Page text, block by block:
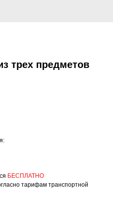
трех предметов
БЕСПЛАТНО
тарифам транспортной